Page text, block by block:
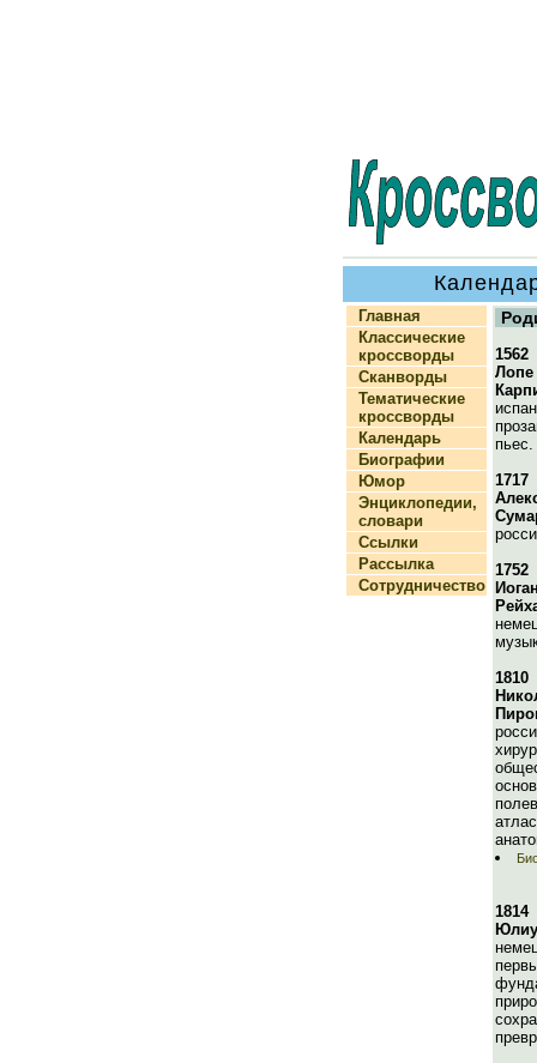
Главная
Классические
кроссворды
Сканворды
Тематические
кроссворды
Календарь
Биографии
Юмор
Энциклопедии,
словари
Ссылки
Рассылка
Сотрудничество
1562
Лопе
пьес.
1717
1752
1810
1814